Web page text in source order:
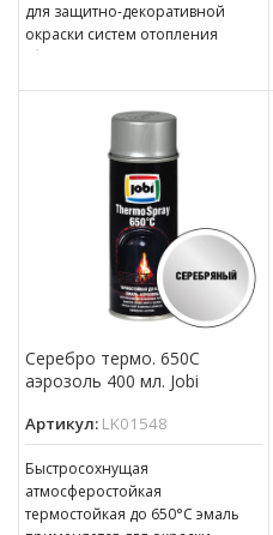
для защитно-декоративной
окраски систем отопления
(батарей, радиаторов,
высыхает, обладает высокой
укрывающей способностью,
Серебро термо. 650С
аэрозоль 400 мл. Jobi
Артикул: LK01548
Быстросохнущая
атмосферостойкая
термостойкая до 650°С эмаль